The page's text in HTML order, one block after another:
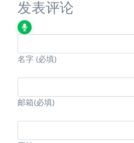
发表评论
名字 (必填)
邮箱(必填)